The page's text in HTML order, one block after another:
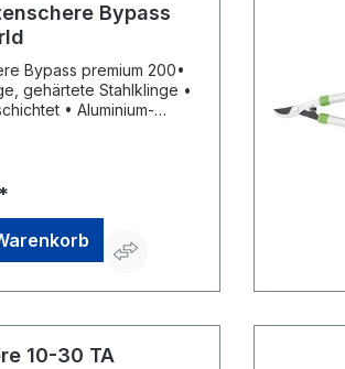
Bypass
Bypass premium 200•
gehärtete Stahlklinge •
Aluminium-
Elmar
Solutions GmbH & Co.
1, 66538
DE, +4968219142700,
solutions.de
10-30 TA